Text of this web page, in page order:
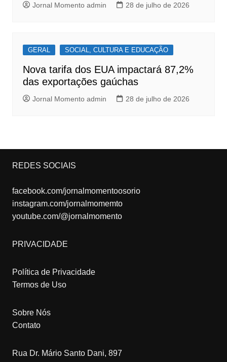
Jornal Momento admin 28 de julho de 2026
GERAL SOCIAL, CULTURA E EDUCAÇÃO
Nova tarifa dos EUA impactará 87,2%
das exportações gaúchas
Jornal Momento admin 28 de julho de 2026
REDES SOCIAIS
facebook.com/jornalmomentoosorio
instagram.com/jornalmomemto
youtube.com/@jornalmomento
PRIVACIDADE
Política de Privacidade
Termos de Uso
Sobre Nós
Contato
Rua Dr. Mário Santo Dani, 897